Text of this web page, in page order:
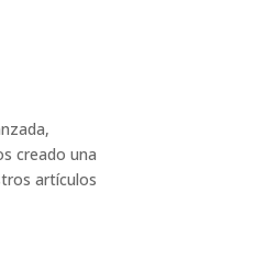
creado una
artículos